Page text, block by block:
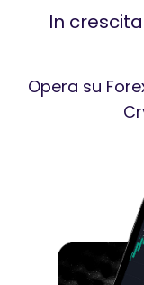
Ricompense
STRUMENTI
Blog
STRUMENTI
Calendario
Informazioni
Centro
In
Opera su